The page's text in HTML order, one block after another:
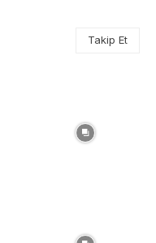
Takip Et